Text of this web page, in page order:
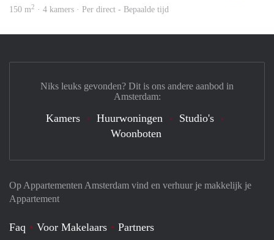
150 m2 · 4 kamers · Per direct - Bepaalde tijd
Op Appartementen Amsterdam vind en verhuur je makkelijk je
Appartement
Faq Voor Makelaars
Partners
Niks leuks gevonden? Dit is ons andere aanbod in
Amsterdam:
Kamers Huurwoningen
Studio's
Woonboten